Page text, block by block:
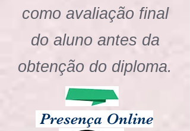
como avaliação final
do aluno antes da
obtenção do diploma.
Presença Online